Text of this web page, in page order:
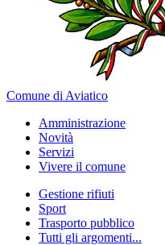
Comune di Aviatico
Amministrazione
Novità
Servizi
Vivere il comune
Gestione rifiuti
Sport
Trasporto pubblico
Tutti gli argomenti...